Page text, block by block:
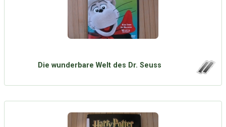
Die wunderbare Welt des Dr. Seuss